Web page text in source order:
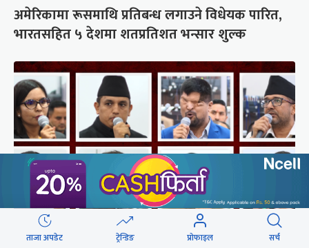
अमेरिकामा रूसमाथि प्रतिबन्ध लगाउने विधेयक पारित,
भारतसहित ५ देशमा शतप्रतिशत भन्सार शुल्क
ताजा अपडेट ट्रेन्डिङ प्रोफाइल सर्च